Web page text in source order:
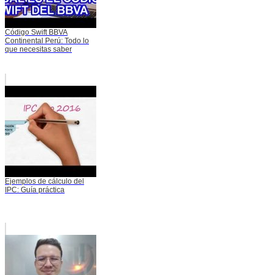
Código Swift BBVA
Continental Perú: Todo lo
que necesitas saber
Ejemplos de cálculo del
IPC: Guía práctica